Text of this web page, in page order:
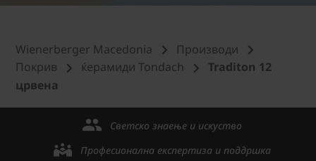
Wienerberger Macedonia
Производи
Покрив
ќерамиди Tondach
Traditon 12
црвена
Светско знаење и искуство
Професионална експертиза и поддршка